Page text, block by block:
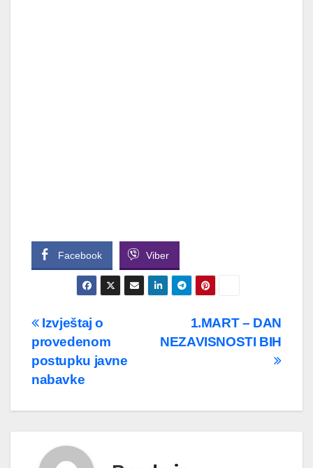
Facebook Viber
Navigacija
članaka
1.MART – DAN
NEZAVISNOSTI BIH
Izvještaj o
provedenom
postupku javne
nabavke